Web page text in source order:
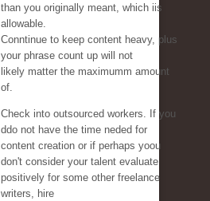
than you originally meant, which iis
allowable.
Conntinue to keep content heavy, plus
your phrase count up will not
likely matter the maximumm amount
of.
Check into outsourced workers. If you
ddo not have the time neded for
content creation or if perhaps yoou
don't consider your talent evaluate
positively for some other freelance
writers, hire